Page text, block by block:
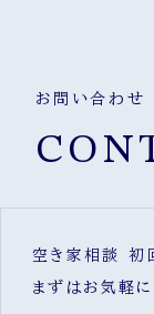
お問い合わせ
空き家相談 初
まずはお気軽に